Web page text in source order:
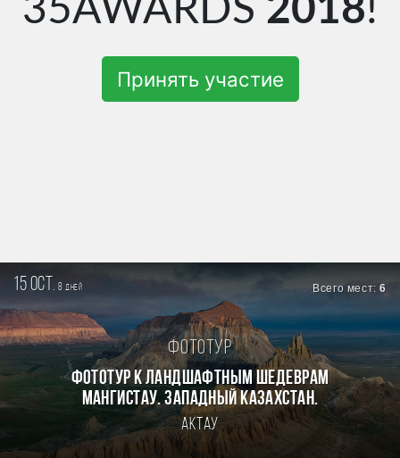
35AWARDS 2018!
Принять участие
15 oct. 8дней Всего мест:6
Фототур
Фототур к ландшафтным шедеврам
Мангистау. Западный Казахстан.
Актау